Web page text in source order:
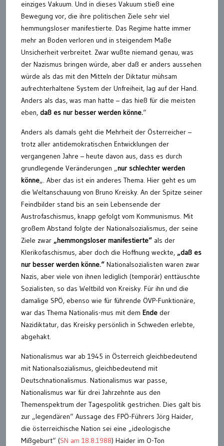
einziges Vakuum. Und in dieses Vakuum stieß eine
Bewegung vor, die ihre politischen Ziele sehr viel
hemmungsloser manifestierte. Das Regime hatte immer
mehr an Boden verloren und in steigendem Maße
Unsicherheit verbreitet. Zwar wußte niemand genau, was
der Nazismus bringen würde, aber daß er anders aussehen
würde als das mit den Mitteln der Diktatur mühsam
aufrechterhaltene System der Unfreiheit, lag auf der Hand.
Anders als das, was man hatte – das hieß für die meisten
eben, daß es nur besser werden könne.“
Anders als damals geht die Mehrheit der Österreicher –
trotz aller antidemokratischen Entwicklungen der
vergangenen Jahre – heute davon aus, dass es durch
grundlegende Veränderungen „nur schlechter werden
könne„. Aber das ist ein anderes Thema. Hier geht es um
die Weltanschauung von Bruno Kreisky. An der Spitze seiner
Feindbilder stand bis an sein Lebensende der
Austrofaschismus, knapp gefolgt vom Kommunismus. Mit
großem Abstand folgte der Nationalsozialismus, der seine
Ziele zwar „hemmongsloser manifestierte“ als der
Klerikofaschismus, aber doch die Hoffnung weckte, „daß es
nur besser werden könne.“ Nationalsozialisten waren zwar
Nazis, aber viele von ihnen lediglich (temporär) enttäuschte
Sozialisten, so das Weltbild von Kreisky. Für ihn und die
damalige SPÖ, ebenso wie für führende ÖVP-Funktionäre,
war das Thema Nationalis-mus mit dem Ende der
Nazidiktatur, das Kreisky persönlich in Schweden erlebte,
abgehakt.
Nationalismus war ab 1945 in Österreich gleichbedeutend
mit Nationalsozialismus, gleichbedeutend mit
Deutschnationalismus. Nationalismus war passe,
Nationalismus war für drei Jahrzehnte aus den
Themenspektrum der Tagespolitik gestrichen. Dies galt bis
zur „legendären“ Aussage des FPÖ-Führers Jörg Haider,
die österreichische Nation sei eine „ideologische
Mißgeburt“ (SN am 18.8.1988) Haider im O-Ton